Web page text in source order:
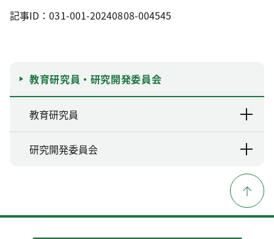
記事ID：031-001-20240808-004545
教育研究員・研究開発委員会
教育研究員
研究開発委員会